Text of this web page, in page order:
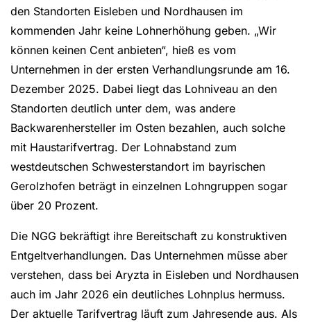
den Standorten Eisleben und Nordhausen im
kommenden Jahr keine Lohnerhöhung geben. „Wir
können keinen Cent anbieten“, hieß es vom
Unternehmen in der ersten Verhandlungsrunde am 16.
Dezember 2025. Dabei liegt das Lohniveau an den
Standorten deutlich unter dem, was andere
Backwarenhersteller im Osten bezahlen, auch solche
mit Haustarifvertrag. Der Lohnabstand zum
westdeutschen Schwesterstandort im bayrischen
Gerolzhofen beträgt in einzelnen Lohngruppen sogar
über 20 Prozent.
Die NGG bekräftigt ihre Bereitschaft zu konstruktiven
Entgeltverhandlungen. Das Unternehmen müsse aber
verstehen, dass bei Aryzta in Eisleben und Nordhausen
auch im Jahr 2026 ein deutliches Lohnplus hermuss.
Der aktuelle Tarifvertrag läuft zum Jahresende aus. Als